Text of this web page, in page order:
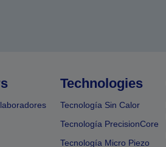
Technologies
Tecnología Sin Calor
Tecnología PrecisionCore
Tecnología Micro Piezo